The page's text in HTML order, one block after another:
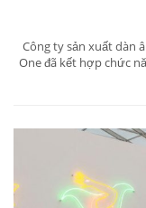
Công ty sản xuất dàn
One đã kết hợp chức